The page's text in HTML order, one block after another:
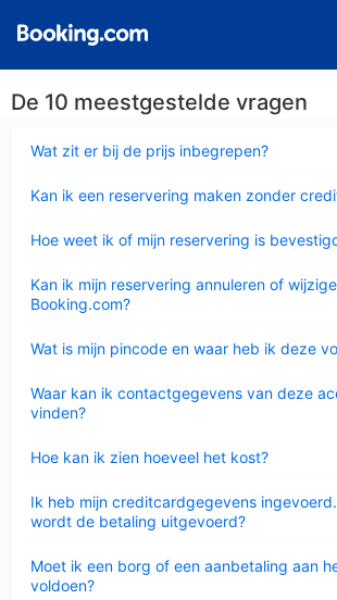
De 10 meestgestelde vragen
Wat zit er bij de prijs inbegrepen?
Kan ik een reservering maken zonder
Hoe weet ik of mijn reservering is
Kan ik mijn reservering annuleren of
Booking.com?
Wat is mijn pincode en waar heb ik deze
Waar kan ik contactgegevens van deze
vinden?
Hoe kan ik zien hoeveel het kost?
Ik heb mijn creditcardgegevens
wordt de betaling uitgevoerd?
Moet ik een borg of een aanbetaling aan
voldoen?